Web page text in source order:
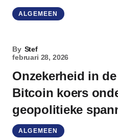
ALGEMEEN
By Stef
februari 28, 2026
Onzekerheid in
Bitcoin koers
geopolitieke
ALGEMEEN